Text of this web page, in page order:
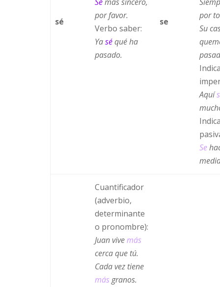
sé
por favor.
Verbo saber:
Yaséqué ha
pasado.
se
por
Su
Aquí
Se
Cuantificador
(adverbio,
determinante
o pronombre):
Juan vivemás
cerca que tú.
Cada vez tiene
másgranos.